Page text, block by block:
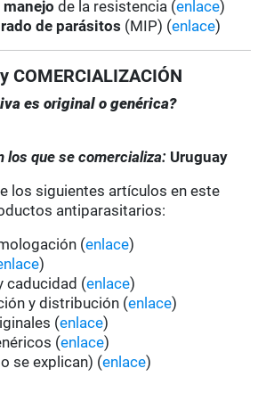
de la resistencia (enlace)
de parásitos (MIP) (enlace)
COMERCIALIZACIÓN
es original o genérica?
los que se comercializa: Uruguay
los siguientes artículos en este
antiparasitarios:
(enlace)
)
caducidad (enlace)
y distribución (enlace)
(enlace)
(enlace)
se explican) (enlace)